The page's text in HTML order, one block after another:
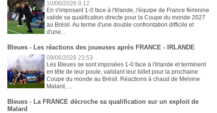
10/06/2026 0:12
En s'imposant 1-0 face à l'Irlande, l'équipe de France féminine
valide sa qualification directe pour la Coupe du monde 2027
au Brésil. Au terme d'une double confrontation difficile et
d'une...
Bleues - Les réactions des joueuses après FRANCE - IRLANDE
09/06/2026 23:53
Les Bleues se sont imposées 1-0 face à l'Irlande et terminent
en tête de leur poule, validant leur billet pour la prochaine
Coupe du monde au Brésil. Réactions à chaud de Melvine
Malard, ...
Bleues - La FRANCE décroche sa qualification sur un exploit de
Malard